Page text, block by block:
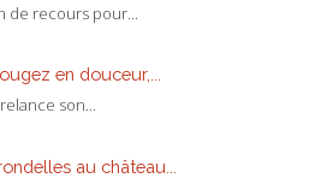
de recours pour...
en douceur,...
son...
au château...